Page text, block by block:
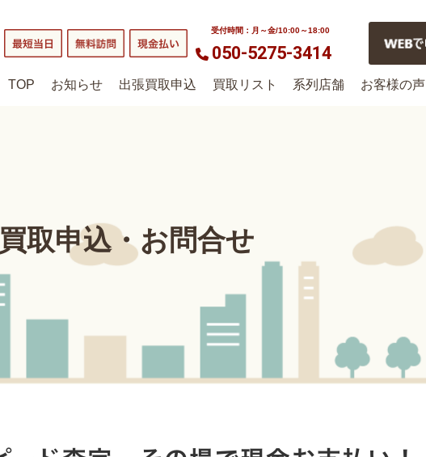
受付時間：月～金/10:00～18:00
050-5275-3414
TOP お知らせ 出張買取申込 買取リスト 系列店舗 お客様の声
買取申込・お問合せ